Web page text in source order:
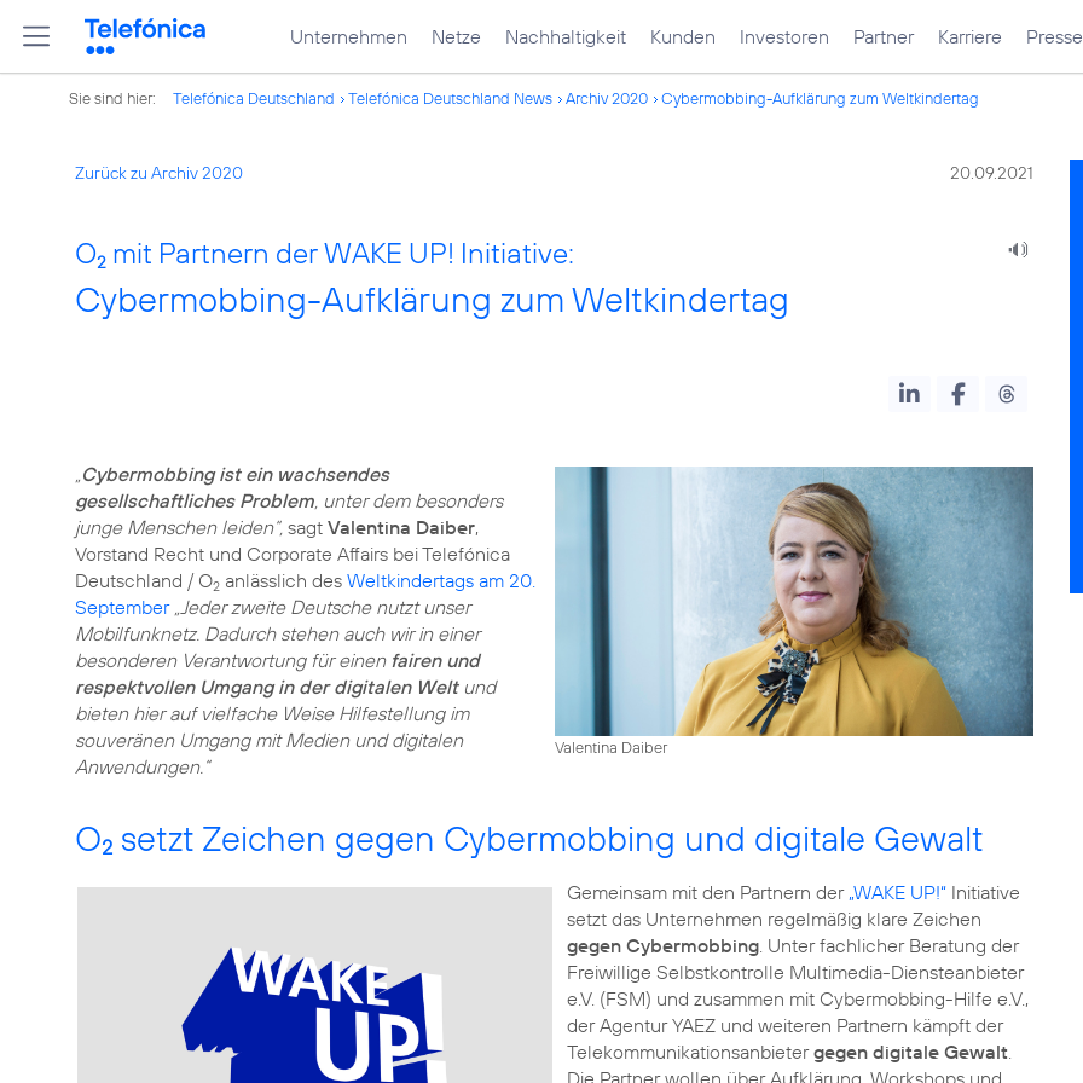
Unternehmen Netze Nachhaltigkeit Kunden Investoren Partner Karriere Presse
Sie sind hier: Telefónica Deutschland Telefónica Deutschland News Archiv 2020 Cybermobbing-Aufklärung zum Weltkindertag
Zurück zu Archiv 2020 20.09.2021
O2 mit Partnern der WAKE UP! Initiative:
Cybermobbing-Aufklärung zum Weltkindertag
Valentina Daiber
„Cybermobbing ist ein wachsendes
gesellschaftliches Problem, unter dem besonders
junge Menschen leiden“, sagt Valentina Daiber,
Vorstand Recht und Corporate Affairs bei Telefónica
Deutschland / O2 anlässlich des Weltkindertags am 20.
September „Jeder zweite Deutsche nutzt unser
Mobilfunknetz. Dadurch stehen auch wir in einer
besonderen Verantwortung für einen fairen und
respektvollen Umgang in der digitalen Weltund
bieten hier auf vielfache Weise Hilfestellung im
souveränen Umgang mit Medien und digitalen
Anwendungen.“
O2 setzt Zeichen gegen Cybermobbing und digitale Gewalt
Gemeinsam mit den Partnern der „WAKE UP!“Initiative
setzt das Unternehmen regelmäßig klare Zeichen
gegen Cybermobbing. Unter fachlicher Beratung der
Freiwillige Selbstkontrolle Multimedia-Diensteanbieter
e.V. (FSM) und zusammen mit Cybermobbing-Hilfe e.V.,
der Agentur YAEZ und weiteren Partnern kämpft der
Telekommunikationsanbietergegen digitale Gewalt.
Die Partner wollen über Aufklärung, Workshops und